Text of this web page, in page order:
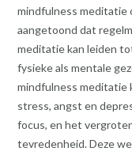
mindfulness meditatie
aangetoond dat
meditatie kan leiden
fysieke als mentale
mindfulness meditatie
stress, angst en
focus, en het
tevredenheid. Deze